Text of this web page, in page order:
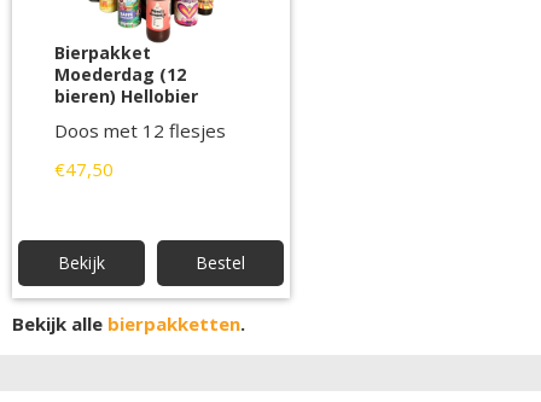
Bierpakket
Moederdag (12
bieren) Hellobier
Doos met 12 flesjes
€47,50
Bekijk Bestel
Bekijk alle bierpakketten.